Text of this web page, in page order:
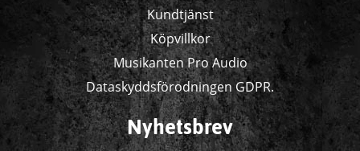
Kundtjänst
Köpvillkor
Musikanten Pro Audio
Dataskyddsförodningen GDPR.
Nyhetsbrev